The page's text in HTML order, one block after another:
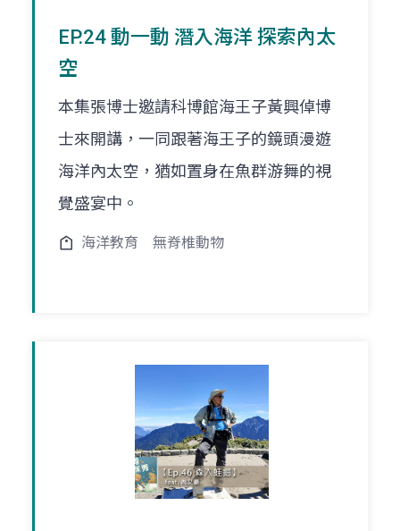
EP.24 動一動 潛入海洋 探索內太
空
本集張博士邀請科博館海王子黃興倬博
士來開講，一同跟著海王子的鏡頭漫遊
海洋內太空，猶如置身在魚群游舞的視
覺盛宴中。
海洋教育 無脊椎動物